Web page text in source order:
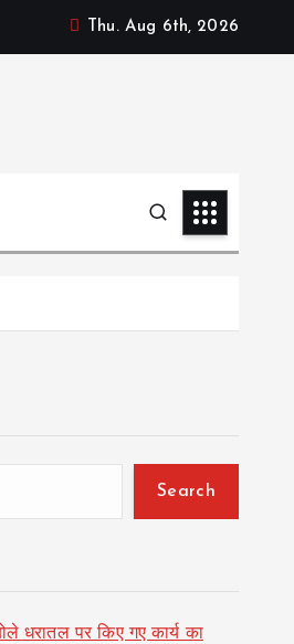
Thu. Aug 6th, 2026
Search
धरातल पर किए गए कार्य का